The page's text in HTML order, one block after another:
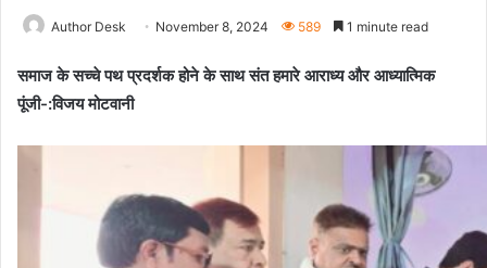
Author Desk November 8, 2024 589 1 minute read
समाज के सच्चे पथ प्रदर्शक होने के साथ संत हमारे आराध्य और आध्यात्मिक
पूंजी-:विजय मोटवानी